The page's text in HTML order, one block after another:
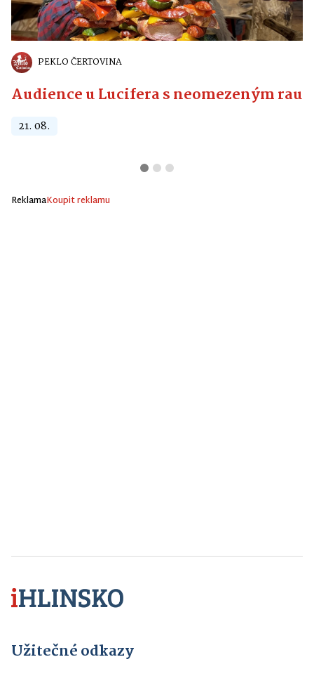
PEKLO ČERTOVINA
Audience u Lucifera s neomezeným
21. 08.
ReklamaKoupit reklamu
Užitečné odkazy